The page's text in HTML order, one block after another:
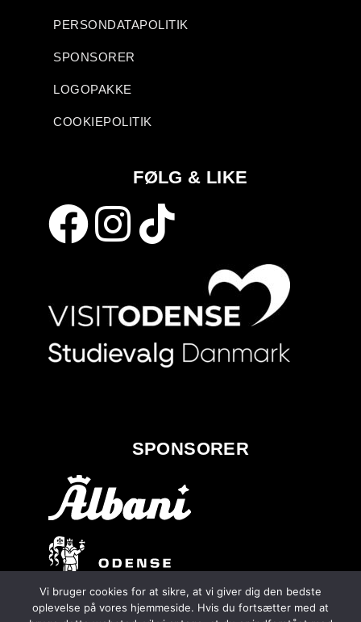
PERSONDATAPOLITIK
SPONSORER
LOGOPAKKE
COOKIEPOLITIK
FØLG & LIKE
SPONSORER
Vi bruger cookies for at sikre, at vi giver dig den bedste
oplevelse på vores hjemmeside. Hvis du fortsætter med at